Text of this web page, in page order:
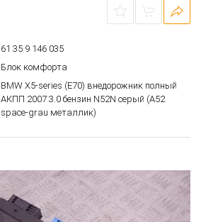
61 35 9 146 035
Блок комфорта
BMW X5-series (E70) внедорожник полный
АКПП 2007 3.0 бензин N52N серый (A52
space-grau металлик)